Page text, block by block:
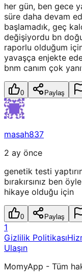
her gün, ben gece
süre daha devam
başlamadık, geç
değişiyordu bn
raporlu olduğum
yavaşça enjekte
bnm canım çok
0 Paylaş
masah837
2 ay önce
genetik testi
bırakırsınız ben
hikaye olduğu için
0 Paylaş
1
Gizlilik Politikası
Ulaşın
MomyApp - Tüm